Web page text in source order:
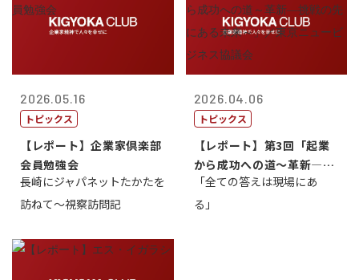
2026.05.16
トピックス
【レポート】企業家倶楽部
会員勉強会
長崎にジャパネットたかたを
訪ねて～視察訪問記
2026.04.06
トピックス
【レポート】第3回「起業
から成功への道～革新―挑
戦の先にある...
「全ての答えは現場にあ
る」